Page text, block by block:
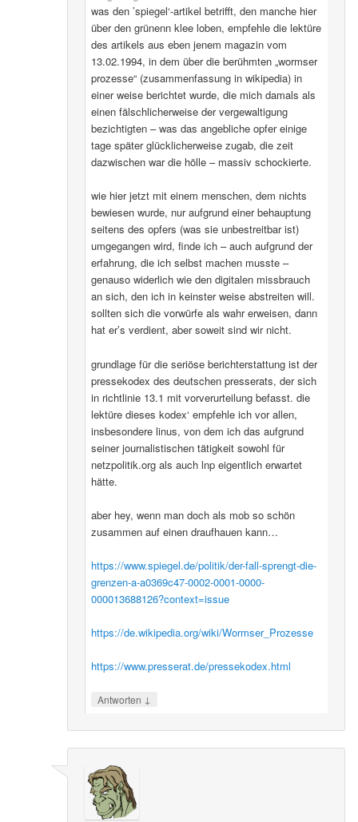
was den ’spiegel‘-artikel betrifft, den manche hier
über den grünenn klee loben, empfehle die lektüre
des artikels aus eben jenem magazin vom
13.02.1994, in dem über die berühmten „wormser
prozesse“ (zusammenfassung in wikipedia) in
einer weise berichtet wurde, die mich damals als
einen fälschlicherweise der vergewaltigung
bezichtigten – was das angebliche opfer einige
tage später glücklicherweise zugab, die zeit
dazwischen war die hölle – massiv schockierte.
wie hier jetzt mit einem menschen, dem nichts
bewiesen wurde, nur aufgrund einer behauptung
seitens des opfers (was sie unbestreitbar ist)
umgegangen wird, finde ich – auch aufgrund der
erfahrung, die ich selbst machen musste –
genauso widerlich wie den digitalen missbrauch
an sich, den ich in keinster weise abstreiten will.
sollten sich die vorwürfe als wahr erweisen, dann
hat er’s verdient, aber soweit sind wir nicht.
grundlage für die seriöse berichterstattung ist der
pressekodex des deutschen presserats, der sich
in richtlinie 13.1 mit vorverurteilung befasst. die
lektüre dieses kodex‘ empfehle ich vor allen,
insbesondere linus, von dem ich das aufgrund
seiner journalistischen tätigkeit sowohl für
netzpolitik.org als auch lnp eigentlich erwartet
hätte.
aber hey, wenn man doch als mob so schön
zusammen auf einen draufhauen kann…
https://www.spiegel.de/politik/der-fall-sprengt-die-
grenzen-a-a0369c47-0002-0001-0000-
000013688126?context=issue
https://de.wikipedia.org/wiki/Wormser_Prozesse
https://www.presserat.de/pressekodex.html
Antworten ↓